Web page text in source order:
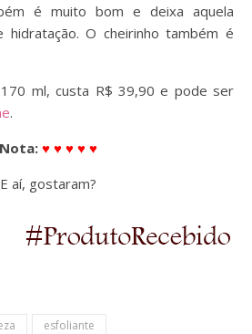
é muito bom e deixa aquela
hidratação. O cheirinho também é
ml, custa R$ 39,90 e pode ser
.
Nota: ♥ ♥ ♥ ♥ ♥
E aí, gostaram?
esfoliante